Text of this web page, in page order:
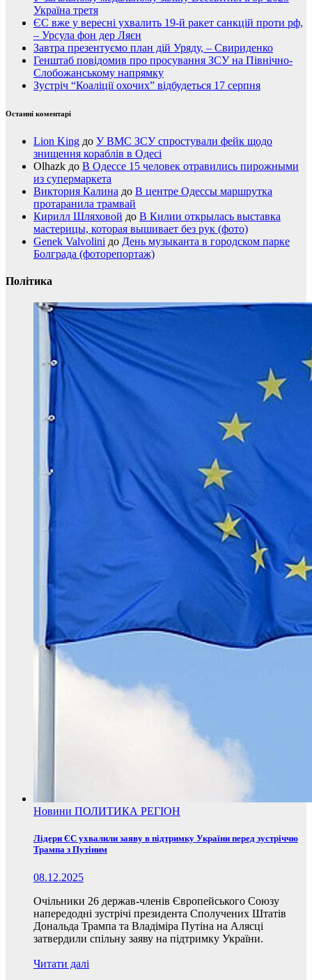
Україна третя
ЄС вже у вересні ухвалить 19-й ракет санкцій проти рф,
– Урсула фон дер Ляєн
Завтра презентуємо план дій Уряду, – Свириденко
Генштаб повідомив про просування ЗСУ на Північно-
Слобожанському напрямку
Зустріч “Коаліції охочих” відбудеться 17 серпня
Останні коментарі
Lion King до У ВМС ЗСУ спростували фейк щодо
знищення кораблів в Одесі
Olhazk до В Одессе 15 человек отравились пирожными
из супермаркета
Виктория Калина до В центре Одессы маршрутка
протаранила трамвай
Кирилл Шляховой до В Килии открылась выставка
мастерицы, которая вышивает без рук (фото)
Genek Valvolini до День музыканта в городском парке
Болграда (фоторепортаж)
Політика
Новини ПОЛИТИКА РЕГІОН
Лідери ЄС ухвалили заяву в підтримку України перед зустріччю
Трампа з Путіним
08.12.2025
Очільники 26 держав-членів Європейського Союзу
напередодні зустрічі президента Сполучених Штатів
Дональда Трампа та Владіміра Путіна на Алясці
затвердили спільну заяву на підтримку України.
Читати далі